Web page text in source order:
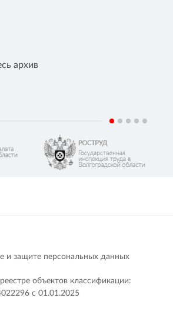
архив
и защите персональных данных
объектов классификации:
c 01.01.2025